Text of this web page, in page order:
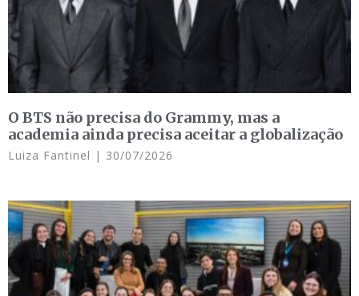
O BTS não precisa do Grammy, mas a
academia ainda precisa aceitar a globalização
Luiza Fantinel 30/07/2026